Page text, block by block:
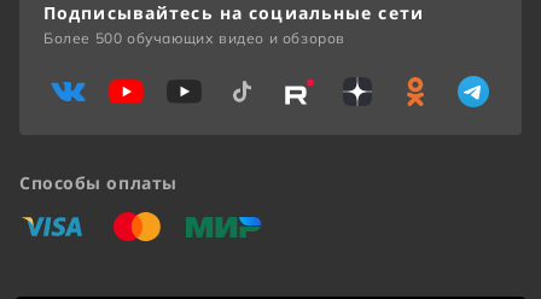
Способы оплаты
«Виза» «Мастеркард»
«Мир»
Подписывайтесь на социальные сети
Более 500 обучающих видео и обзоров